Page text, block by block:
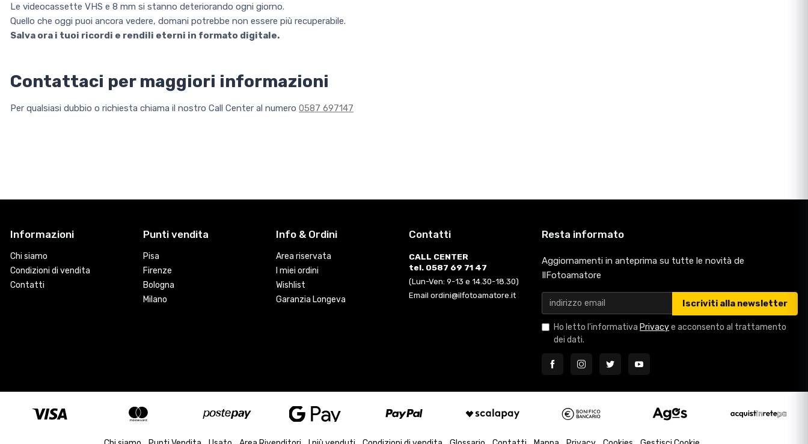
Le videocassette VHS e 8 mm si stanno deteriorando ogni giorno.
Quello che oggi puoi ancora vedere, domani potrebbe non essere più recuperabile.
Salva ora i tuoi ricordi e rendili eterni in formato digitale.
Contattaci per maggiori informazioni
Per qualsiasi dubbio o richiesta chiama il nostro Call Center al numero 0587 697147
Informazioni
Chi siamo
Condizioni di vendita
Contatti
Punti vendita
Pisa
Firenze
Bologna
Milano
Info & Ordini
Area riservata
I miei ordini
Wishlist
Garanzia Longeva
Contatti
CALL CENTER
tel. 0587 69 71 47
(Lun-Ven: 9-13 e 14.30-18.30)
Email ordini@ilfotoamatore.it
Resta informato
Aggiornamenti in anteprima su tutte le novità de
IlFotoamatore
Iscriviti alla newsletter
Ho letto l'informativa Privacye acconsento al trattamento
dei dati.